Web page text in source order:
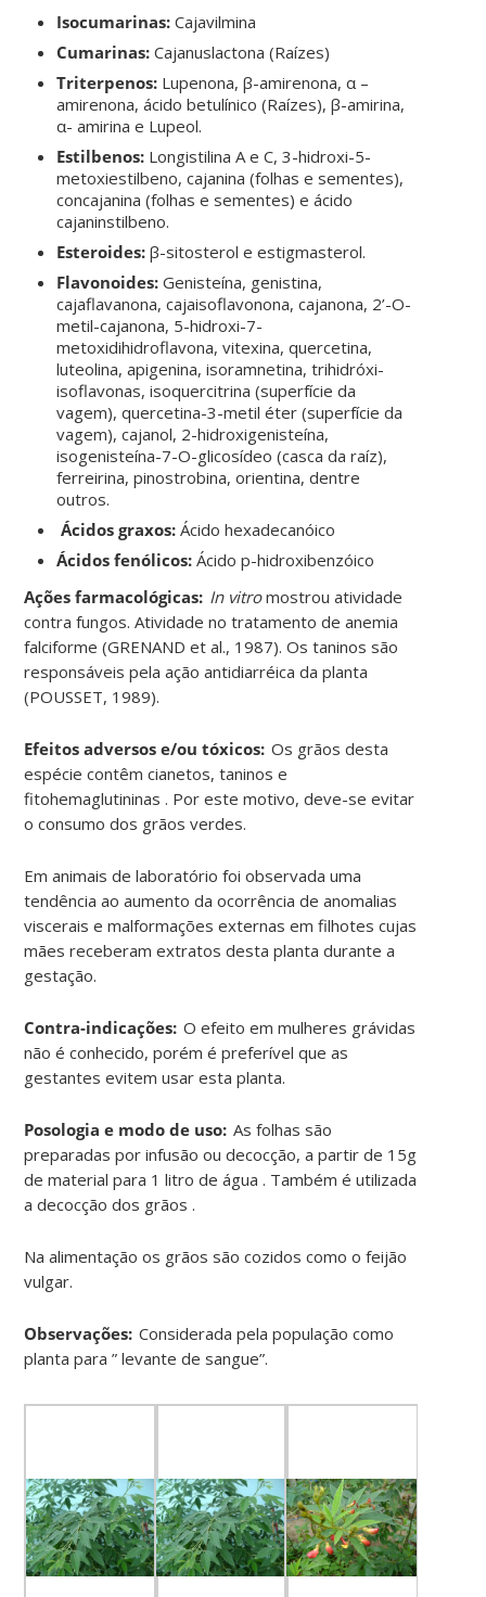
Isocumarinas: Cajavilmina
Cumarinas: Cajanuslactona (Raízes)
Triterpenos: Lupenona, β-amirenona, α –
amirenona, ácido betulínico (Raízes), β-amirina,
α- amirina e Lupeol.
Estilbenos: Longistilina A e C, 3-hidroxi-5-
metoxiestilbeno, cajanina (folhas e sementes),
concajanina (folhas e sementes) e ácido
cajaninstilbeno.
Esteroides: β-sitosterol e estigmasterol.
Flavonoides: Genisteína, genistina,
cajaflavanona, cajaisoflavonona, cajanona, 2’-O-
metil-cajanona, 5-hidroxi-7-
metoxidihidroflavona, vitexina, quercetina,
luteolina, apigenina, isoramnetina, trihidróxi-
isoflavonas, isoquercitrina (superfície da
vagem), quercetina-3-metil éter (superfície da
vagem), cajanol, 2-hidroxigenisteína,
isogenisteína-7-O-glicosídeo (casca da raíz),
ferreirina, pinostrobina, orientina, dentre
outros.
Ácidos graxos: Ácido hexadecanóico
Ácidos fenólicos: Ácido p-hidroxibenzóico
Ações farmacológicas: In vitromostrou atividade
contra fungos. Atividade no tratamento de anemia
falciforme (GRENAND et al., 1987). Os taninos são
responsáveis pela ação antidiarréica da planta
(POUSSET, 1989).
Efeitos adversos e/ou tóxicos: Os grãos desta
espécie contêm cianetos, taninos e
fitohemaglutininas . Por este motivo, deve-se evitar
o consumo dos grãos verdes.
Em animais de laboratório foi observada uma
tendência ao aumento da ocorrência de anomalias
viscerais e malformações externas em filhotes cujas
mães receberam extratos desta planta durante a
gestação.
Contra-indicações: O efeito em mulheres grávidas
não é conhecido, porém é preferível que as
gestantes evitem usar esta planta.
Posologia e modo de uso: As folhas são
preparadas por infusão ou decocção, a partir de 15g
de material para 1 litro de água . Também é utilizada
a decocção dos grãos .
Na alimentação os grãos são cozidos como o feijão
vulgar.
Observações: Considerada pela população como
planta para ” levante de sangue”.